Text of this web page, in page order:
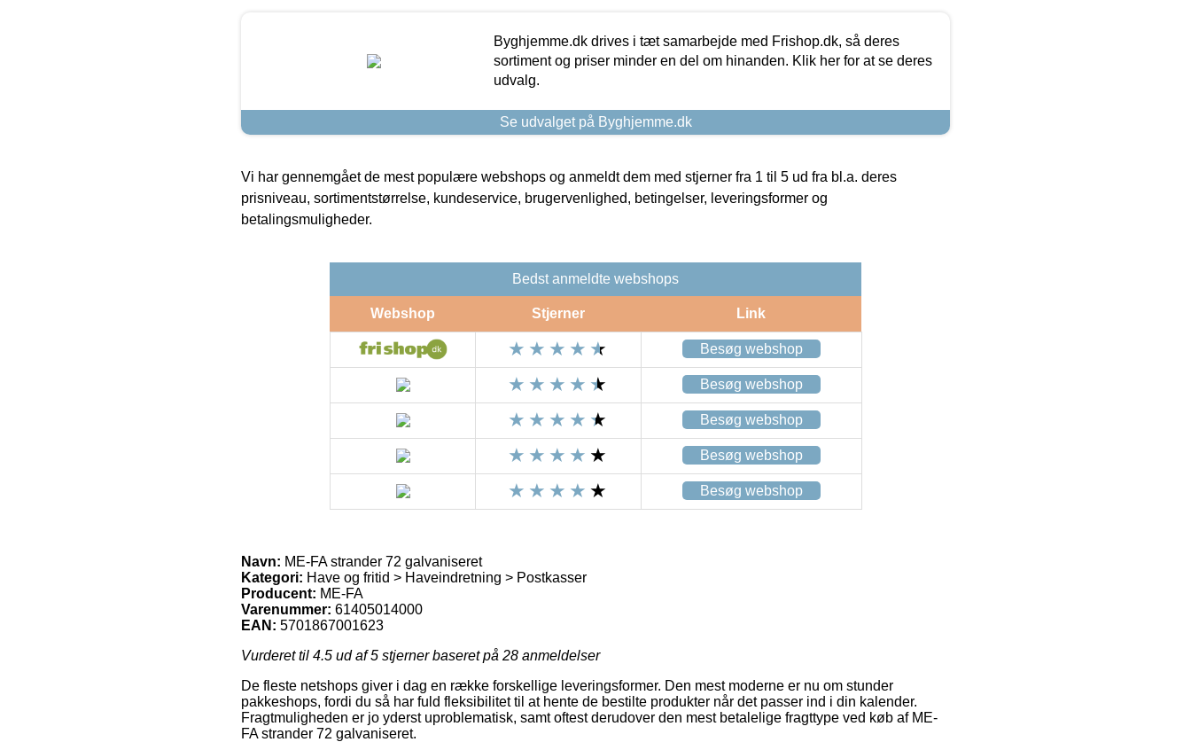
Byghjemme.dk drives i tæt samarbejde med Frishop.dk, så deres
sortiment og priser minder en del om hinanden. Klik her for at se deres
udvalg.
Se udvalget på Byghjemme.dk
Vi har gennemgået de mest populære webshops og anmeldt dem med stjerner fra 1 til 5 ud fra bl.a. deres
prisniveau, sortimentstørrelse, kundeservice, brugervenlighed, betingelser, leveringsformer og
betalingsmuligheder.
Bedst anmeldte webshops
Webshop Stjerner Link
Besøg webshop
Besøg webshop
Besøg webshop
Besøg webshop
Besøg webshop
Navn: ME-FA strander 72 galvaniseret
Kategori: Have og fritid > Haveindretning > Postkasser
Producent: ME-FA
Varenummer: 61405014000
EAN: 5701867001623
Vurderet til 4.5 ud af 5 stjerner baseret på 28 anmeldelser
De fleste netshops giver i dag en række forskellige leveringsformer. Den mest moderne er nu om stunder
pakkeshops, fordi du så har fuld fleksibilitet til at hente de bestilte produkter når det passer ind i din kalender.
Fragtmuligheden er jo yderst uproblematisk, samt oftest derudover den mest betalelige fragttype ved køb af ME-
FA strander 72 galvaniseret.